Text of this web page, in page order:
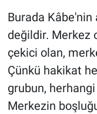
Burada Kâbe'nin
değildir. Merkez
çekici olan,
Çünkü hakikat
grubun,
Merkezin